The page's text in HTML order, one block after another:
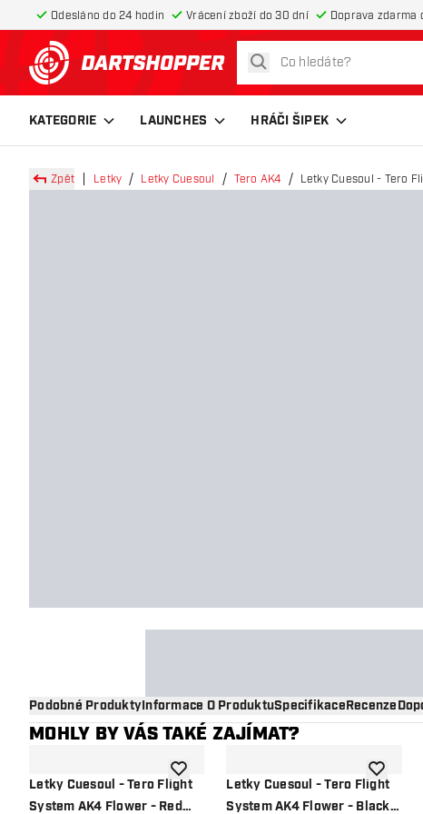
Odesláno do 24 hodin Vrácení zboží do 30 dní Doprava zdarma
Zpět na hlavní stránku
hledat
KATEGORIE LAUNCHES HRÁČI ŠIPEK
Zpět Letky Letky Cuesoul Tero AK4 Letky Cuesoul - Tero
Podobné ProduktyInformace O ProduktuSpecifikaceRecenze
MOHLY BY VÁS TAKÉ ZAJÍMAT?
Letky Cuesoul - Tero Flight
System AK4 Flower - Red
Přidat do seznamu přání
Letky Cuesoul - Tero Flight
System AK4 Flower - Black
Přidat do